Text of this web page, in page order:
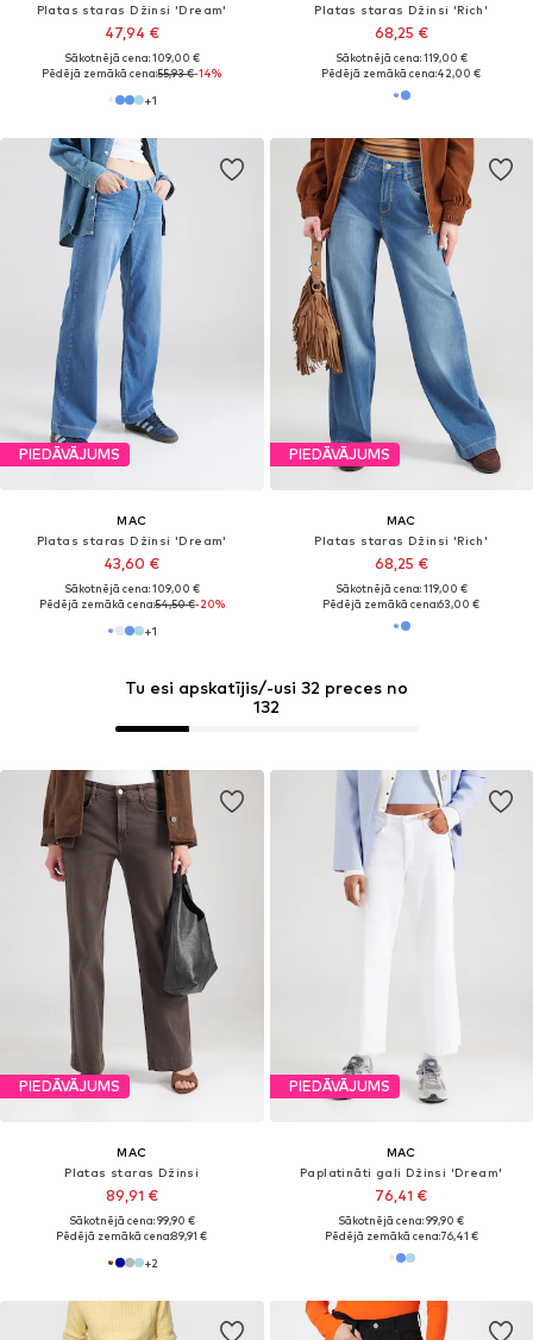
Platas staras Džinsi 'Dream'
47,94 €
Sākotnējā cena: 109,00 €
Pēdējā zemākā cena:55,93 €-14%
+1
Platas staras Džinsi 'Rich'
68,25 €
Sākotnējā cena: 119,00 €
Pēdējā zemākā cena:42,00 €
PIEDĀVĀJUMS
MAC
Platas staras Džinsi 'Dream'
43,60 €
Sākotnējā cena: 109,00 €
Pēdējā zemākā cena:54,50 €-20%
+1
PIEDĀVĀJUMS
MAC
Platas staras Džinsi 'Rich'
68,25 €
Sākotnējā cena: 119,00 €
Pēdējā zemākā cena:63,00 €
PIEDĀVĀJUMS
MAC
Platas staras Džinsi
89,91 €
Sākotnējā cena: 99,90 €
Pēdējā zemākā cena:89,91 €
+2
Tu esi apskatījis/-usi 32 preces no
132
PIEDĀVĀJUMS
MAC
Paplatināti gali Džinsi 'Dream'
76,41 €
Sākotnējā cena: 99,90 €
Pēdējā zemākā cena:76,41 €